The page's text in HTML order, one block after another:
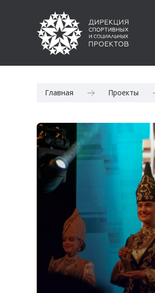
Главная Проекты